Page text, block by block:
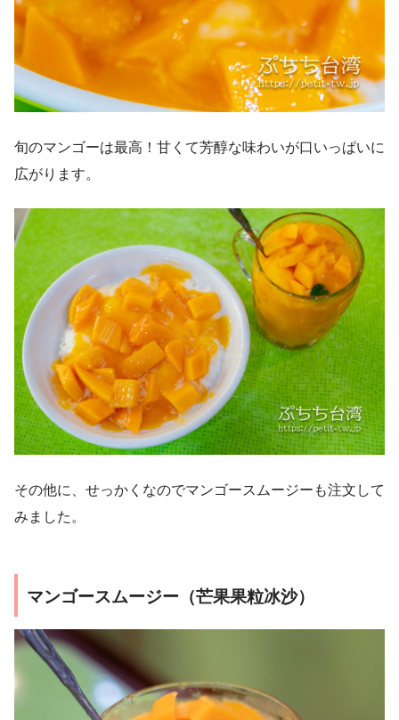
旬のマンゴーは最高！甘くて芳醇な味わいが口いっぱいに
広がります。
その他に、せっかくなのでマンゴースムージーも注文して
みました。
マンゴースムージー（芒果果粒冰沙）